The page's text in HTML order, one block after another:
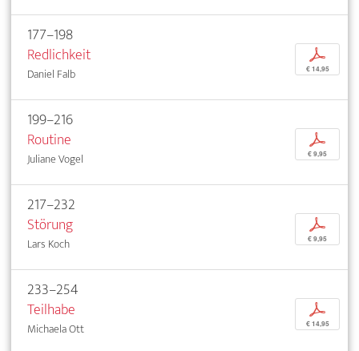
177–198
Redlichkeit
Daniel Falb
p
€ 14,95
199–216
Routine
Juliane Vogel
p
€ 9,95
217–232
Störung
Lars Koch
p
€ 9,95
233–254
Teilhabe
Michaela Ott
p
€ 14,95